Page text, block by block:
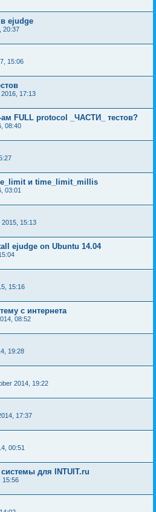
ejudge
20:37
15:06
17:13
FULL protocol _ЧАСТИ_ тестов?
08:40
и time_limit_millis
03:01
15:13
ejudge on Ubuntu 14.04
15:16
с интернета
08:52
19:28
2014, 19:22
17:37
00:51
для INTUIT.ru
15:56